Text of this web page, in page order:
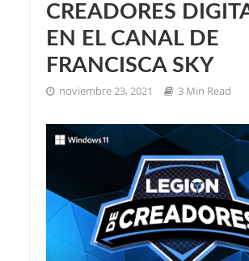
CREADORES
EN EL CANAL DE
FRANCISCA SKY
noviembre 23, 2021 3 Min Read